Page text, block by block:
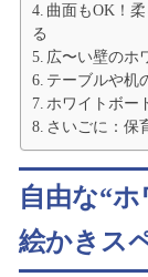
曲面もOK！
る
広〜い壁のホ
テーブルや机
ホワイトボー
さいごに：保
自由な“
絵かきス